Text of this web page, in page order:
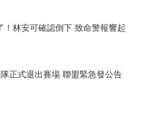
！林安可確認倒下 致命警報響起
正式退出賽場 聯盟緊急發公告